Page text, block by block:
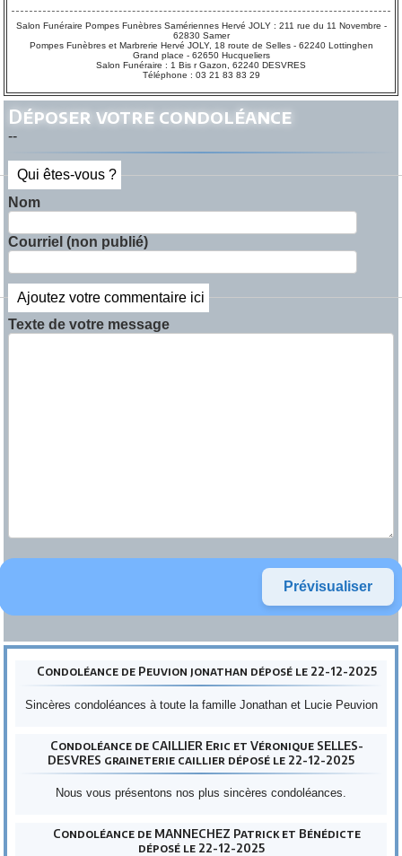
Salon Funéraire Pompes Funèbres Samériennes Hervé JOLY : 211 rue du 11 Novembre -
62830 Samer
Pompes Funèbres et Marbrerie Hervé JOLY, 18 route de Selles - 62240 Lottinghen
Grand place - 62650 Hucqueliers
Salon Funéraire : 1 Bis r Gazon, 62240 DESVRES
Téléphone : 03 21 83 83 29
Déposer votre condoléance
--
Qui êtes-vous ?
Nom
Courriel (non publié)
Ajoutez votre commentaire ici
Texte de votre message
Condoléance de Peuvion jonathan déposé le 22-12-2025
Sincères condoléances à toute la famille Jonathan et Lucie Peuvion
Condoléance de CAILLIER Eric et Véronique SELLES-
DESVRES graineterie caillier déposé le 22-12-2025
Nous vous présentons nos plus sincères condoléances.
Condoléance de MANNECHEZ Patrick et Bénédicte
déposé le 22-12-2025